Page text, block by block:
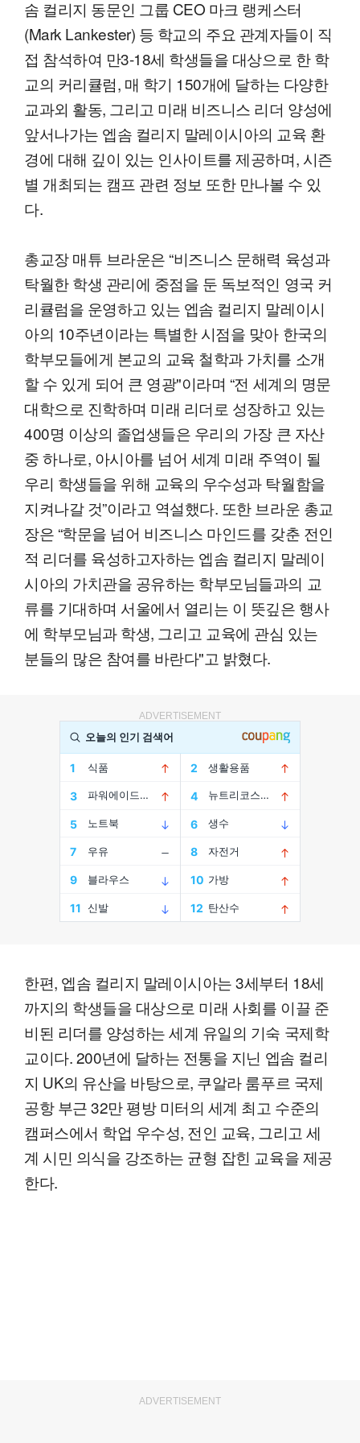
솜 컬리지 동문인 그룹 CEO 마크 랭케스터
(Mark Lankester) 등 학교의 주요 관계자들이 직
접 참석하여 만3-18세 학생들을 대상으로 한 학
교의 커리큘럼, 매 학기 150개에 달하는 다양한
교과외 활동, 그리고 미래 비즈니스 리더 양성에
앞서나가는 엡솜 컬리지 말레이시아의 교육 환
경에 대해 깊이 있는 인사이트를 제공하며, 시즌
별 개최되는 캠프 관련 정보 또한 만나볼 수 있
다.
총교장 매튜 브라운은 “비즈니스 문해력 육성과
탁월한 학생 관리에 중점을 둔 독보적인 영국 커
리큘럼을 운영하고 있는 엡솜 컬리지 말레이시
아의 10주년이라는 특별한 시점을 맞아 한국의
학부모들에게 본교의 교육 철학과 가치를 소개
할 수 있게 되어 큰 영광"이라며 “전 세계의 명문
대학으로 진학하며 미래 리더로 성장하고 있는
400명 이상의 졸업생들은 우리의 가장 큰 자산
중 하나로, 아시아를 넘어 세계 미래 주역이 될
우리 학생들을 위해 교육의 우수성과 탁월함을
지켜나갈 것”이라고 역설했다. 또한 브라운 총교
장은 “학문을 넘어 비즈니스 마인드를 갖춘 전인
적 리더를 육성하고자하는 엡솜 컬리지 말레이
시아의 가치관을 공유하는 학부모님들과의 교
류를 기대하며 서울에서 열리는 이 뜻깊은 행사
에 학부모님과 학생, 그리고 교육에 관심 있는
분들의 많은 참여를 바란다"고 밝혔다.
ADVERTISEMENT
한편, 엡솜 컬리지 말레이시아는 3세부터 18세
까지의 학생들을 대상으로 미래 사회를 이끌 준
비된 리더를 양성하는 세계 유일의 기숙 국제학
교이다. 200년에 달하는 전통을 지닌 엡솜 컬리
지 UK의 유산을 바탕으로, 쿠알라 룸푸르 국제
공항 부근 32만 평방 미터의 세계 최고 수준의
캠퍼스에서 학업 우수성, 전인 교육, 그리고 세
계 시민 의식을 강조하는 균형 잡힌 교육을 제공
한다.
ADVERTISEMENT